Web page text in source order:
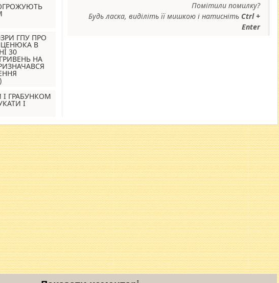
ГПУ ПРО
В
30
НА
ГРАБУНКОМ
І
Помітили помилку?
Будь ласка, виділіть її мишкою і натисніть Ctrl +
Enter